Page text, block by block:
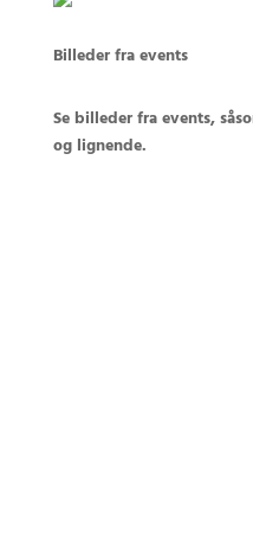
Billeder fra events
Se billeder fra events,
og lignende.